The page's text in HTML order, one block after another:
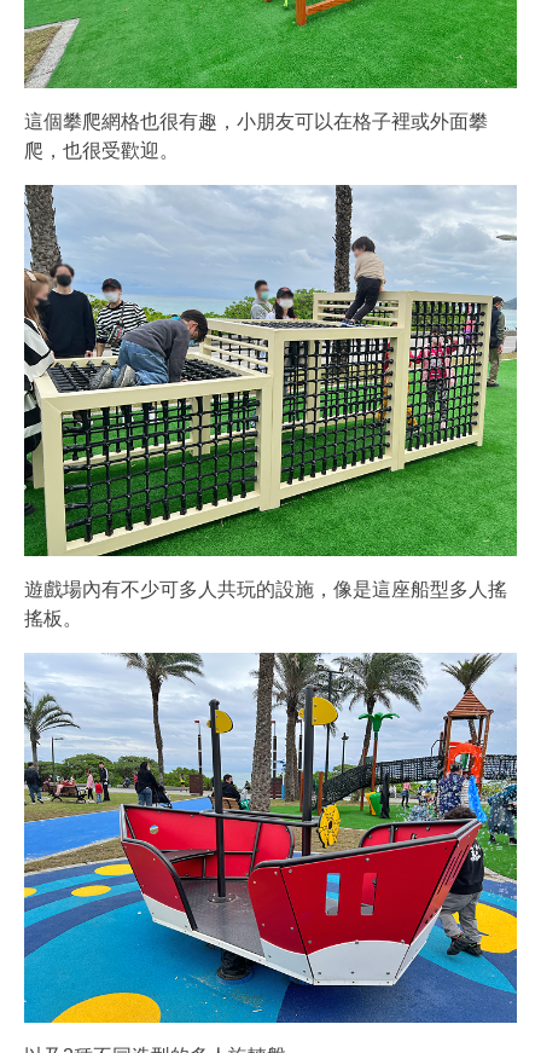
這個攀爬網格也很有趣，小朋友可以在格子裡或外面攀
爬，也很受歡迎。
遊戲場內有不少可多人共玩的設施，像是這座船型多人搖
搖板。